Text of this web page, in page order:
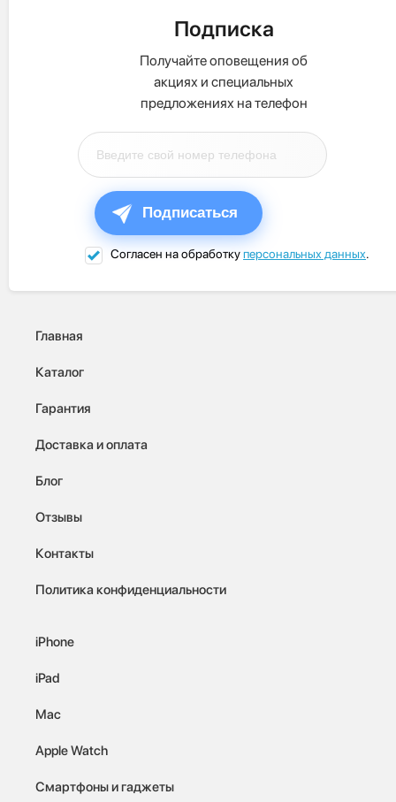
Подписка
Получайте оповещения об
акциях и специальных
предложениях на телефон
Подписаться
Согласен на обработкуперсональных данных.
Главная
Каталог
Гарантия
Доставка и оплата
Блог
Отзывы
Контакты
Политика конфиденциальности
iPhone
iPad
Mac
Apple Watch
Смартфоны и гаджеты